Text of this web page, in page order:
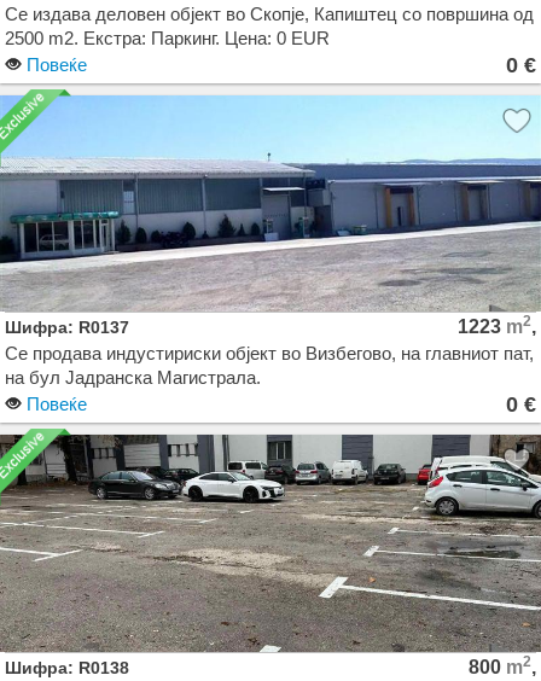
Се издава деловен објект во Скопје, Капиштец со површина од
2500 m2. Екстра: Паркинг. Цена: 0 EUR
Повеќе
0 €
Шифра: R0137 1223 m2,
Се продава индустириски објект во Визбегово, на главниот пат,
на бул Јадранска Магистрала.
Објектот се состои од 516м2 деловен простор на приземје +
кат, и а 707м2, стовариште, односно 3 комори со големина
360м2 , 250 м2 и 180 м2 . Објектот е на целосно ограден плац
со вкупна површина од 3.505 м2.
Повеќе 0 €
Шифра: R0138 800 m2,